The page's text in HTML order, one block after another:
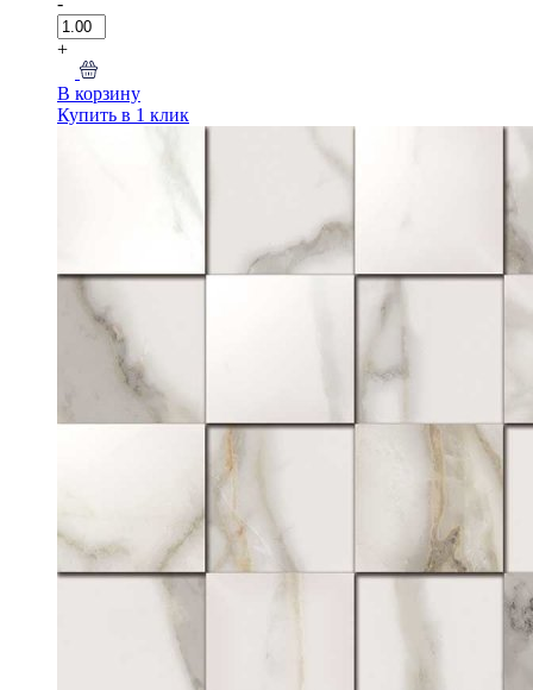
+
В корзину
Купить в 1 клик